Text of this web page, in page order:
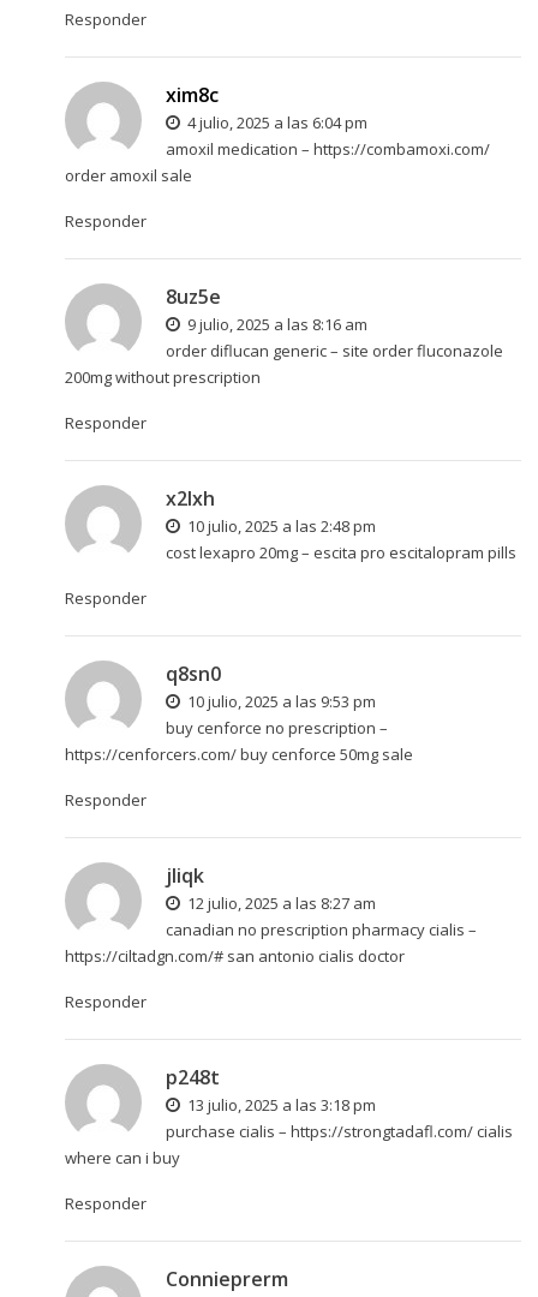
Responder
xim8c
4 julio, 2025 a las 6:04 pm
amoxil medication – https://combamoxi.com/
order amoxil sale
Responder
8uz5e
9 julio, 2025 a las 8:16 am
order diflucan generic – site order fluconazole
200mg without prescription
Responder
x2lxh
10 julio, 2025 a las 2:48 pm
cost lexapro 20mg – escita pro escitalopram pills
Responder
q8sn0
10 julio, 2025 a las 9:53 pm
buy cenforce no prescription –
https://cenforcers.com/buy cenforce 50mg sale
Responder
jliqk
12 julio, 2025 a las 8:27 am
canadian no prescription pharmacy cialis –
https://ciltadgn.com/#san antonio cialis doctor
Responder
p248t
13 julio, 2025 a las 3:18 pm
purchase cialis – https://strongtadafl.com/cialis
where can i buy
Responder
Connieprerm